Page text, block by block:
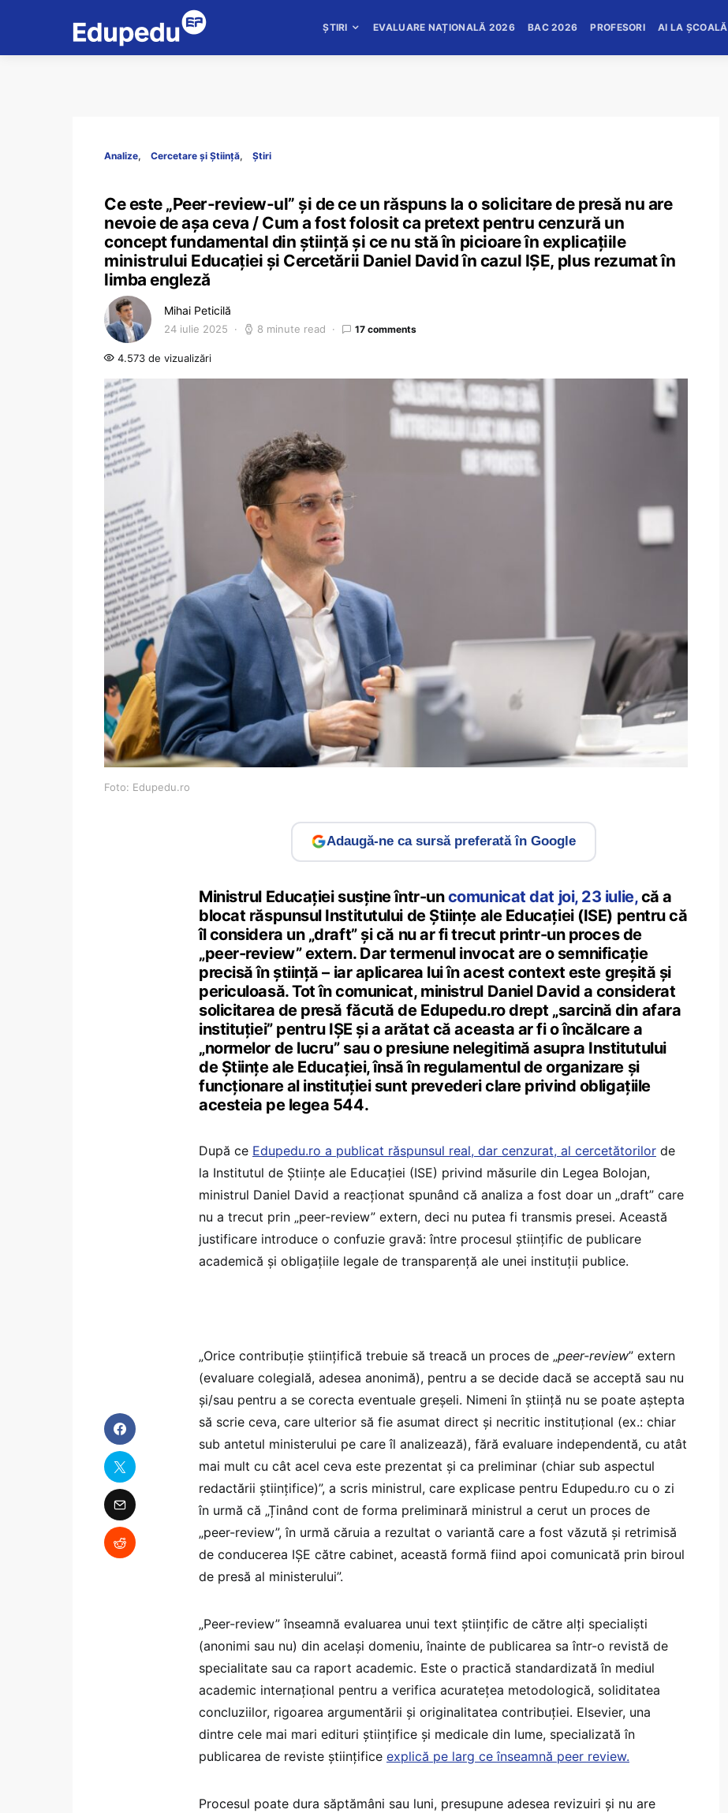
ȘTIRI EVALUARE NAȚIONALĂ 2026 BAC 2026 PROFESORI AI LA ȘCOALĂ
Analize Cercetare și Știință Știri
Ce este „Peer-review-ul” și de ce un răspuns la o solicitare de presă nu are
nevoie de așa ceva / Cum a fost folosit ca pretext pentru cenzură un
concept fundamental din știință și ce nu stă în picioare în explicațiile
ministrului Educației și Cercetării Daniel David în cazul IȘE, plus rezumat în
limba engleză
Mihai Peticilă
24 iulie 2025 8 minute read 17 comments
4.573 de vizualizări
Foto: Edupedu.ro
Adaugă-ne ca sursă preferată în Google
Ministrul Educației susține într-uncomunicat dat joi, 23 iulie,că a
blocat răspunsul Institutului de Științe ale Educației (ISE) pentru că
îl considera un „draft” și că nu ar fi trecut printr-un proces de
„peer-review” extern. Dar termenul invocat are o semnificație
precisă în știință – iar aplicarea lui în acest context este greșită și
periculoasă. Tot în comunicat, ministrul Daniel David a considerat
solicitarea de presă făcută de Edupedu.ro drept „sarcină din afara
instituției” pentru IȘE și a arătat că aceasta ar fi o încălcare a
„normelor de lucru” sau o presiune nelegitimă asupra Institutului
de Științe ale Educației, însă în regulamentul de organizare și
funcționare al instituției sunt prevederi clare privind obligațiile
acesteia pe legea 544.
După ce Edupedu.ro a publicat răspunsul real, dar cenzurat, al cercetătorilor de
la Institutul de Științe ale Educației (ISE) privind măsurile din Legea Bolojan,
ministrul Daniel David a reacționat spunând că analiza a fost doar un „draft” care
nu a trecut prin „peer-review” extern, deci nu putea fi transmis presei. Această
justificare introduce o confuzie gravă: între procesul științific de publicare
academică și obligațiile legale de transparență ale unei instituții publice.
„Orice contribuție științifică trebuie să treacă un proces de „peer-review” extern
(evaluare colegială, adesea anonimă), pentru a se decide dacă se acceptă sau nu
și/sau pentru a se corecta eventuale greșeli. Nimeni în știință nu se poate aștepta
să scrie ceva, care ulterior să fie asumat direct și necritic instituțional (ex.: chiar
sub antetul ministerului pe care îl analizează), fără evaluare independentă, cu atât
mai mult cu cât acel ceva este prezentat și ca preliminar (chiar sub aspectul
redactării științifice)”, a scris ministrul, care explicase pentru Edupedu.ro cu o zi
în urmă că „Ținând cont de forma preliminară ministrul a cerut un proces de
„peer-review”, în urmă căruia a rezultat o variantă care a fost văzută și retrimisă
de conducerea IȘE către cabinet, această formă fiind apoi comunicată prin biroul
de presă al ministerului”.
„Peer-review” înseamnă evaluarea unui text științific de către alți specialiști
(anonimi sau nu) din același domeniu, înainte de publicarea sa într-o revistă de
specialitate sau ca raport academic. Este o practică standardizată în mediul
academic internațional pentru a verifica acuratețea metodologică, soliditatea
concluziilor, rigoarea argumentării și originalitatea contribuției. Elsevier, una
dintre cele mai mari edituri științifice și medicale din lume, specializată în
publicarea de reviste științifice explică pe larg ce înseamnă peer review.
Procesul poate dura săptămâni sau luni, presupune adesea revizuiri și nu are